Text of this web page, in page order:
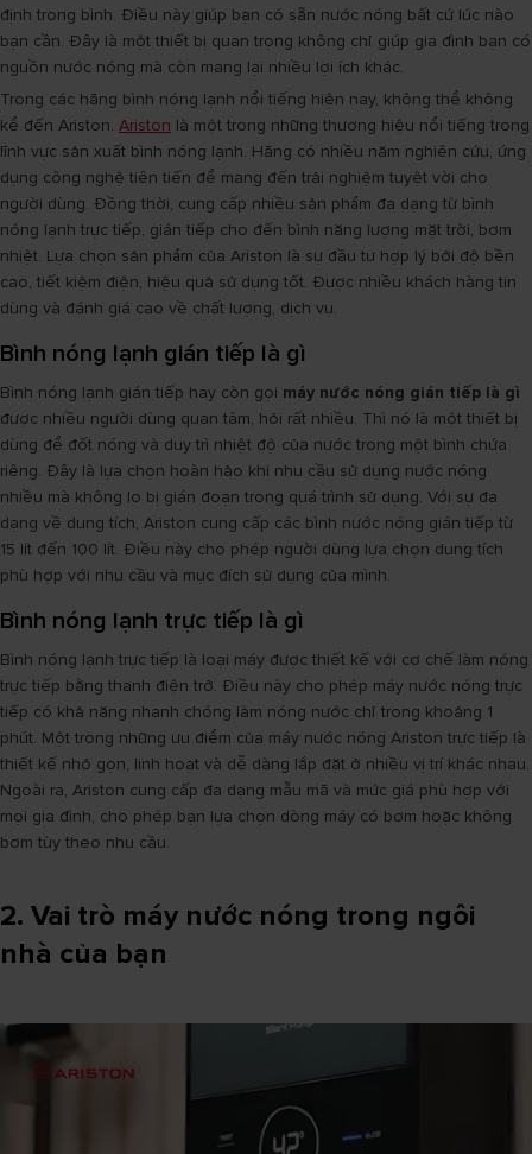
định trong bình. Điều này giúp bạn có sẵn nước nóng bất cứ lúc nào
bạn cần. Đây là một thiết bị quan trọng không chỉ giúp gia đình bạn có
nguồn nước nóng mà còn mang lại nhiều lợi ích khác.
Trong các hãng bình nóng lạnh nổi tiếng hiện nay, không thể không
kể đến Ariston. Ariston là một trong những thương hiệu nổi tiếng trong
lĩnh vực sản xuất bình nóng lạnh. Hãng có nhiều năm nghiên cứu, ứng
dụng công nghệ tiên tiến để mang đến trải nghiệm tuyệt vời cho
người dùng. Đồng thời, cung cấp nhiều sản phẩm đa dạng từ bình
nóng lạnh trực tiếp, gián tiếp cho đến bình năng lượng mặt trời, bơm
nhiệt. Lựa chọn sản phẩm của Ariston là sự đầu tư hợp lý bởi độ bền
cao, tiết kiệm điện, hiệu quả sử dụng tốt. Được nhiều khách hàng tin
dùng và đánh giá cao về chất lượng, dịch vụ.
Bình nóng lạnh gián tiếp là gì
Bình nóng lạnh gián tiếp hay còn gọi máy nước nóng gián tiếp là gì
được nhiều người dùng quan tâm, hỏi rất nhiều. Thì nó là một thiết bị
dùng để đốt nóng và duy trì nhiệt độ của nước trong một bình chứa
riêng. Đây là lựa chọn hoàn hảo khi nhu cầu sử dụng nước nóng
nhiều mà không lo bị gián đoạn trong quá trình sử dụng. Với sự đa
dạng về dung tích, Ariston cung cấp các bình nước nóng gián tiếp từ
15 lít đến 100 lít. Điều này cho phép người dùng lựa chọn dung tích
phù hợp với nhu cầu và mục đích sử dụng của mình.
Bình nóng lạnh trực tiếp là gì
Bình nóng lạnh trực tiếp là loại máy được thiết kế với cơ chế làm nóng
trực tiếp bằng thanh điện trở. Điều này cho phép máy nước nóng trực
tiếp có khả năng nhanh chóng làm nóng nước chỉ trong khoảng 1
phút. Một trong những ưu điểm của máy nước nóng Ariston trực tiếp là
thiết kế nhỏ gọn, linh hoạt và dễ dàng lắp đặt ở nhiều vị trí khác nhau.
Ngoài ra, Ariston cung cấp đa dạng mẫu mã và mức giá phù hợp với
mọi gia đình, cho phép bạn lựa chọn dòng máy có bơm hoặc không
bơm tùy theo nhu cầu.
2. Vai trò máy nước nóng trong ngôi
nhà của bạn